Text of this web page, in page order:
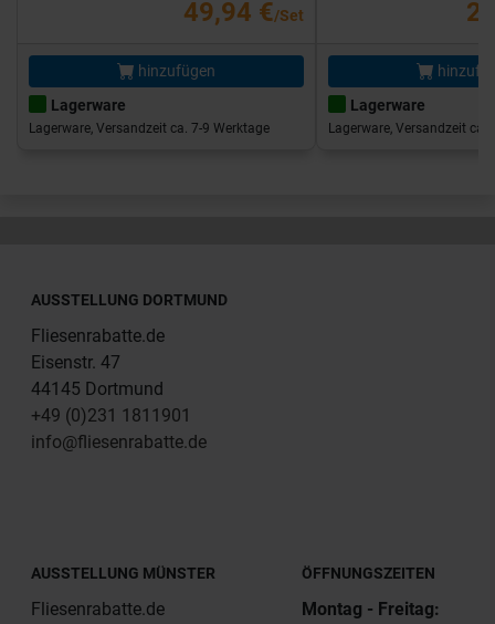
49,94 €/Set
hinzufügen
Lagerware
Lagerware, Versandzeit ca. 7-9 Werktage
Lagerware
Lagerware, Versandzeit ca.
AUSSTELLUNG DORTMUND
Fliesenrabatte.de
Eisenstr. 47
44145 Dortmund
+49 (0)231 1811901
info@fliesenrabatte.de
AUSSTELLUNG MÜNSTER
Fliesenrabatte.de
ÖFFNUNGSZEITEN
Montag - Freitag: